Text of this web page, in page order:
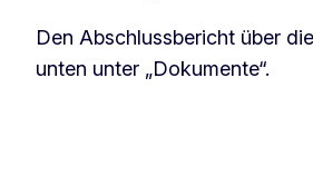
Den Abschlussbericht über
unten unter „Dokumente“.